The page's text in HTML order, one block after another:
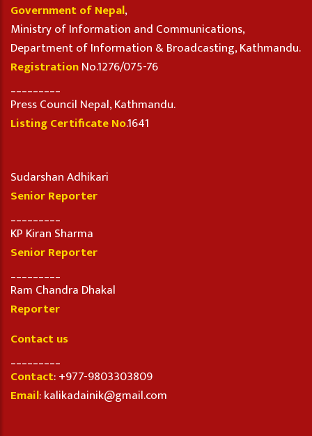
Government of Nepal,
Ministry of Information and Communications,
Department of Information & Broadcasting, Kathmandu.
RegistrationNo.1276/075-76
Press Council Nepal, Kathmandu.
Listing Certificate No.1641
Sudarshan Adhikari
Senior Reporter
KP Kiran Sharma
Senior Reporter
Ram Chandra Dhakal
Reporter
Contact us
Contact: +977-9803303809
Email: kalikadainik@gmail.com